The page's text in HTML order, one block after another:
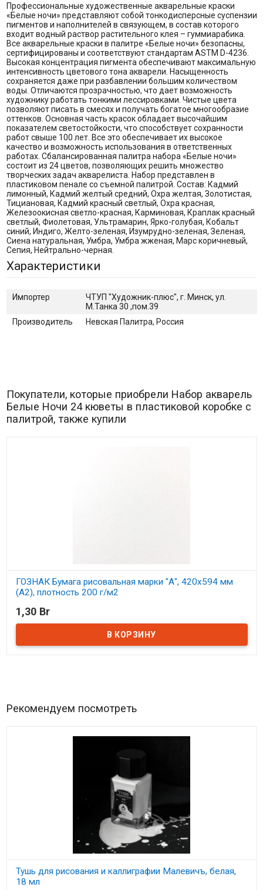
Профессиональные художественные акварельные краски
«Белые ночи» представляют собой тонкодисперсные суспензии
пигментов и наполнителей в связующем, в состав которого
входит водный раствор растительного клея – гуммиарабика.
Все акварельные краски в палитре «Белые ночи» безопасны,
сертифицированы и соответствуют стандартам ASTM D-4236.
Высокая концентрация пигмента обеспечивают максимальную
интенсивность цветового тона акварели. Насыщенность
сохраняется даже при разбавлении большим количеством
воды. Отличаются прозрачностью, что дает возможность
художнику работать тонкими лессировками. Чистые цвета
позволяют писать в смесях и получать богатое многообразие
оттенков. Основная часть красок обладает высочайшим
показателем светостойкости, что способствует сохранности
работ свыше 100 лет. Все это обеспечивает их высокое
качество и возможность использования в ответственных
работах. Сбалансированная палитра набора «Белые ночи»
состоит из 24 цветов, позволяющих решить множество
творческих задач акварелиста. Набор представлен в
пластиковом пенале со съемной палитрой. Состав: Кадмий
лимонный, Кадмий желтый средний, Охра желтая, Золотистая,
Тициановая, Кадмий красный светлый, Охра красная,
Железоокисная светло-красная, Карминовая, Краплак красный
светлый, Фиолетовая, Ультрамарин, Ярко-голубая, Кобальт
синий, Индиго, Желто-зеленая, Изумрудно-зеленая, Зеленая,
Сиена натуральная, Умбра, Умбра жженая, Марс коричневый,
Сепия, Нейтрально-черная.
Характеристики
Импортер
ЧТУП "Художник-плюс", г. Минск, ул.
М.Танка 30 ,пом.39
Производитель
Невская Палитра, Россия
Покупатели, которые приобрели Набор акварель
Белые Ночи 24 кюветы в пластиковой коробке с
палитрой, также купили
ГОЗНАК Бумага рисовальная марки "А", 420х594 мм
(А2), плотность 200 г/м2
В наличии
1,30 Br
Рекомендуем посмотреть
Тушь для рисования и каллиграфии Малевичъ, белая,
18 мл